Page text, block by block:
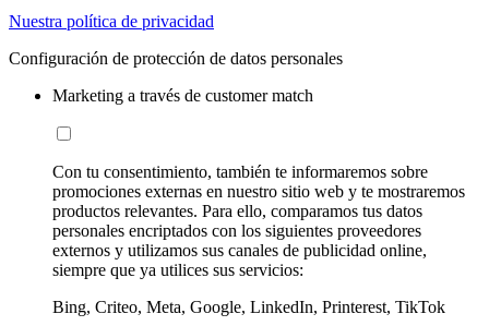
Nuestra política de privacidad
Configuración de protección de datos personales
Marketing a través de customer match
Con tu consentimiento, también te informaremos sobre
promociones externas en nuestro sitio web y te mostraremos
productos relevantes. Para ello, comparamos tus datos
personales encriptados con los siguientes proveedores
externos y utilizamos sus canales de publicidad online,
siempre que ya utilices sus servicios:
Bing, Criteo, Meta, Google, LinkedIn, Printerest, TikTok